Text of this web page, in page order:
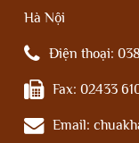
Hà Nội
Điện thoại:
Fax: 02433
Email: